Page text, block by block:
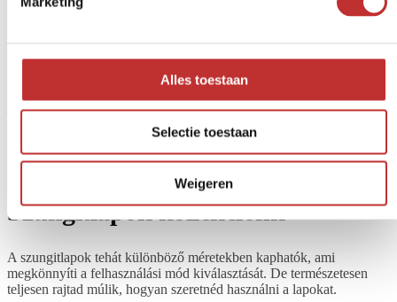
Alles toestaan
Selectie toestaan
Weigeren
az ital, ez nem befolyásolja a csempe működését.
a csempére, hogy egyensúlyba hozd őket.
Tipp:a csempék eleinte egy kis fekete port engednek ki. Ezért
kicsomagoláskor öblítsd le őket egy kicsit a csap alatt; idővel a
csempe már nem fog port engedni. Nyugodtan tartsd meg az
öblítővizet, a növényeid imádni fogják.
Szungitlapok kollekciónk
A szungitlapok tehát különböző méretekben kaphatók, ami
megkönnyíti a felhasználási mód kiválasztását. De természetesen
teljesen rajtad múlik, hogyan szeretnéd használni a lapokat.